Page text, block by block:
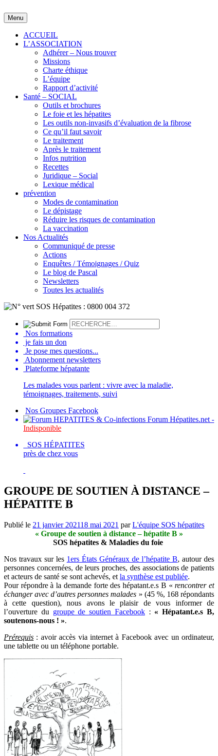
to
content
Menu
ACCUEIL
L’ASSOCIATION
Adhérer – Nous trouver
Missions
Charte éthique
L’équipe
Rapport d’activité
Santé – SOCIAL
Outils et brochures
Le foie et les hépatites
Les outils non-invasifs d’évaluation de la fibrose
Ce qu’il faut savoir
Le traitement
Après le traitement
Infos nutrition
Recettes
Juridique – Social
Lexique médical
prévention
Modes de contamination
Le dépistage
Réduire les risques de contamination
La vaccination
Nos Actualités
Communiqué de presse
Actions
Enquêtes / Témoignages / Quiz
Le blog de Pascal
Newsletters
Toutes les actualités
Nos formations
je fais un don
Je pose mes questions...
Abonnement newsletters
Plateforme hépatante
Les malades vous parlent : vivre avec la maladie,
témoignages, traitements, suivi
Nos Groupes Facebook
Forum Hépatites.net -
Indisponible
SOS HÉPATITES
près de chez vous
GROUPE DE SOUTIEN À DISTANCE –
HÉPATITE B
Publié le 21 janvier 202118 mai 2021 parL'équipe SOS hépatites
« Groupe de soutien à distance – hépatite B »
SOS hépatites & Maladies du foie
Nos travaux sur les 1ers États Généraux de l’hépatite B, autour des
personnes concernées, de leurs proches, des associations de patients
et acteurs de santé se sont achevés, et la synthèse est publiée.
Pour répondre à la demande forte des hépatant.e.s B «rencontrer et
échanger avec d’autres personnes malades » (45 %, 168 répondants
à cette question), nous avons le plaisir de vous informer de
l’ouverture du groupe de soutien Facebook: « Hépatant.e.s B,
soutenons-nous ! ».
Prérequis : avoir accès via internet à Facebook avec un ordinateur,
une tablette ou un téléphone portable.